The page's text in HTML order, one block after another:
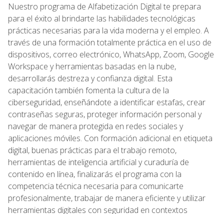
Nuestro programa de Alfabetización Digital te prepara
para el éxito al brindarte las habilidades tecnológicas
prácticas necesarias para la vida moderna y el empleo. A
través de una formación totalmente práctica en el uso de
dispositivos, correo electrónico, WhatsApp, Zoom, Google
Workspace y herramientas basadas en la nube,
desarrollarás destreza y confianza digital. Esta
capacitación también fomenta la cultura de la
ciberseguridad, enseñándote a identificar estafas, crear
contraseñas seguras, proteger información personal y
navegar de manera protegida en redes sociales y
aplicaciones móviles. Con formación adicional en etiqueta
digital, buenas prácticas para el trabajo remoto,
herramientas de inteligencia artificial y curaduría de
contenido en línea, finalizarás el programa con la
competencia técnica necesaria para comunicarte
profesionalmente, trabajar de manera eficiente y utilizar
herramientas digitales con seguridad en contextos